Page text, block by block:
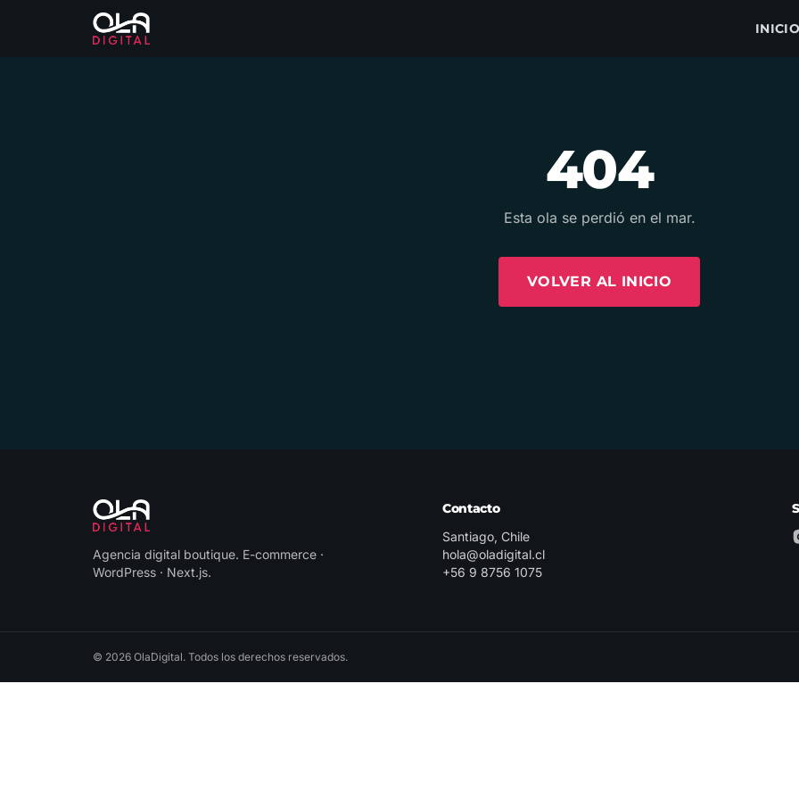
404
Esta ola se perdió en el mar.
VOLVER AL INICIO
Agencia digital boutique. E-commerce ·
WordPress · Next.js.
Contacto
Santiago, Chile
hola@oladigital.cl
+56 9 8756 1075
© 2026 OlaDigital. Todos los derechos reservados.